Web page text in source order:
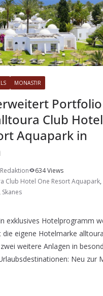
MONASTIR
Portfolio
Club Hotel
Aquapark in
Redaktion
634 Views
Club Hotel One Resort Aquapark,
Skanes
exklusives Hotelprogramm
die eigene Hotelmarke alltoura
weitere Anlagen in
Neu zur